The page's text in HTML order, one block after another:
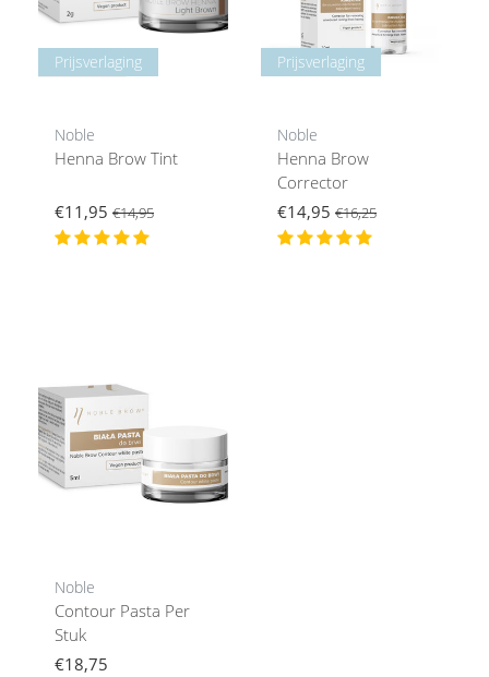
Prijsverlaging
Noble
Henna Brow Tint
€11,95 €14,95
Prijsverlaging
Noble
Henna Brow
Corrector
€14,95 €16,25
Noble
Contour Pasta Per
Stuk
€18,75